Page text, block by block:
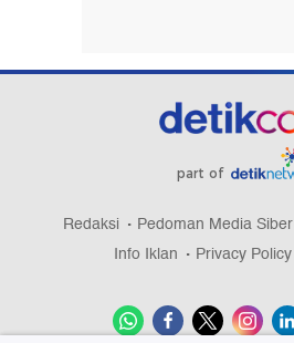
part of
Redaksi Pedoman Media Siber
Info Iklan
Privacy Policy